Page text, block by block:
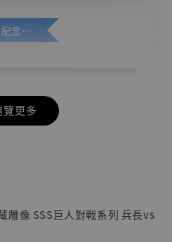
加購優惠【悟空 鳥山明紀念款 [奇蹟工作室]】
覽更多
雕像 SSS巨人對戰系列 兵長vs